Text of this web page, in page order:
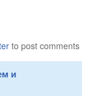
to post comments
и